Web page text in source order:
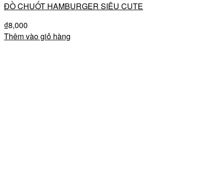
ĐỒ CHUỐT HAMBURGER SIÊU CUTE
₫8,000
Thêm vào giỏ hàng